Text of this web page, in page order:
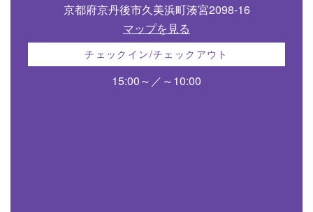
京都府京丹後市久美浜町湊宮2098-16
マップを見る
チェックイン/チェックアウト
15:00～／～10:00